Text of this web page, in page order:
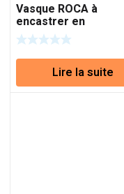
Vasque ROCA à
encastrer en
FineCeramic®
Lire la suite